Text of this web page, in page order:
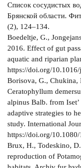
Список сосудистых
Брянской области.
(2), 124–134.
Boedeltje, G.,
2016. Effect of gut
aquatic and riparian
https://doi.org/
Borisova, G., Chukina,
Ceratophyllum
alpinus Balb. from
adaptive strategies to
study. International
https://doi.org/
Brux, H., Todeskino,
reproduction of